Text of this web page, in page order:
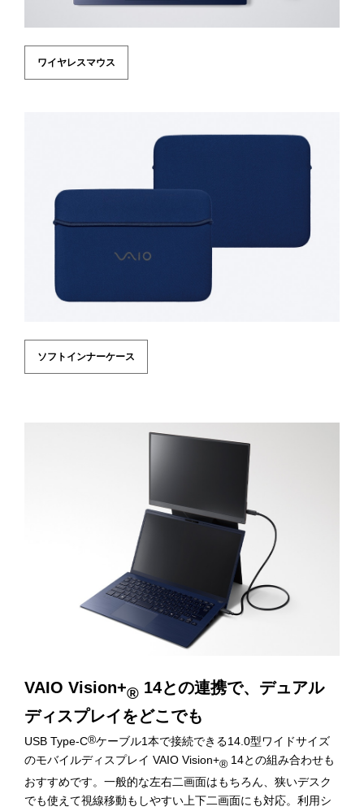
ワイヤレスマウス
ソフトインナーケース
VAIO Vision+® 14との連携で、デュアル
ディスプレイをどこでも
USB Type-C®ケーブル1本で接続できる14.0型ワイドサイズ
のモバイルディスプレイ VAIO Vision+® 14との組み合わせも
おすすめです。一般的な左右二画面はもちろん、狭いデスク
でも使えて視線移動もしやすい上下二画面にも対応。利用シ